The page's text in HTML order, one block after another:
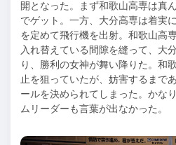
開となった。まず和歌山高専は真
でゲット。一方、大分高専は着実
を定めて飛行機を出射。和歌山高
入れ替えている間隙を縫って、大
り、勝利の女神が舞い降りた。和
止を狙っていたが、妨害するまで
ールを決められてしまった。かな
ムリーダーも言葉が出なかった。